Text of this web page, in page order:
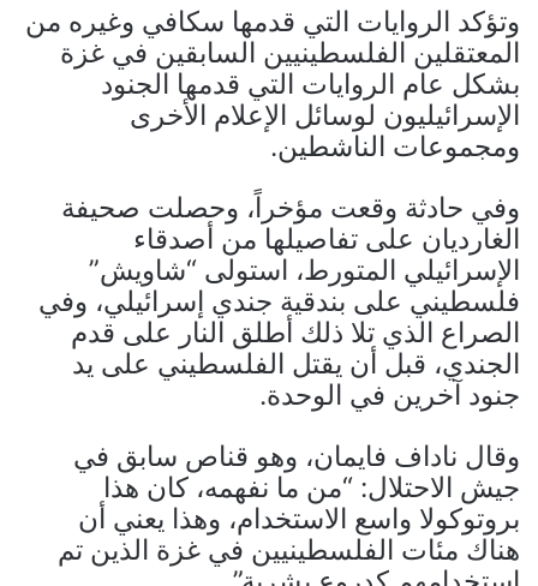
وتؤكد الروايات التي قدمها سكافي وغيره من
المعتقلين الفلسطينيين السابقين في غزة
بشكل عام الروايات التي قدمها الجنود
الإسرائيليون لوسائل الإعلام الأخرى
ومجموعات الناشطين.
وفي حادثة وقعت مؤخراً، وحصلت صحيفة
الغارديان على تفاصيلها من أصدقاء
الإسرائيلي المتورط، استولى “شاويش”
فلسطيني على بندقية جندي إسرائيلي، وفي
الصراع الذي تلا ذلك أطلق النار على قدم
الجندي، قبل أن يقتل الفلسطيني على يد
جنود آخرين في الوحدة.
وقال ناداف فايمان، وهو قناص سابق في
جيش الاحتلال: “من ما نفهمه، كان هذا
بروتوكولا واسع الاستخدام، وهذا يعني أن
هناك مئات الفلسطينيين في غزة الذين تم